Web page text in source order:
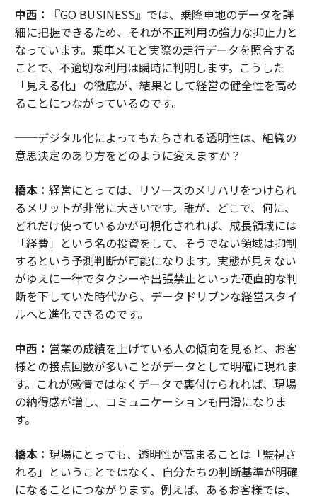
中西：
『GO BUSINESS』では、乗降車地のデータを詳
細に把握できるため、それが不正利用の強力な抑止力と
なっています。乗車メモと実際の走行データを照合する
ことで、不適切な利用は瞬時に判明します。こうした
「見える化」の徹底が、結果として経営の健全性を高め
ることにつながっているのです。
──デジタル化によってもたらされる透明性は、組織の
意思決定のあり方をどのように変えますか？
橋本： 経営にとっては、リソースのメリハリをつけられ
るメリットが非常に大きいです。誰が、どこで、何に、
どれだけ使っているかが可視化されれば、成長領域には
「経費」という名の投資をして、そうでない領域は抑制
するという予測判断が可能になります。実態が見えない
がゆえに一律でタクシーや出張禁止といった硬直的な判
断を下していた時代から、データドリブンな経営スタイ
ルへと進化できるのです。
中西： 営業の成績を上げている人の傾向を見ると、お客
様との接点回数が多いことがデータとして明確に現れま
す。これが感情ではなくデータで裏付けられれば、現場
の納得感が増し、コミュニケーションも円滑になりま
す。
橋本： 現場にとっても、透明性が高まることは「監視さ
れる」ということではなく、自分たちの判断基準が明確
になることにつながります。例えば、あるお客様では、